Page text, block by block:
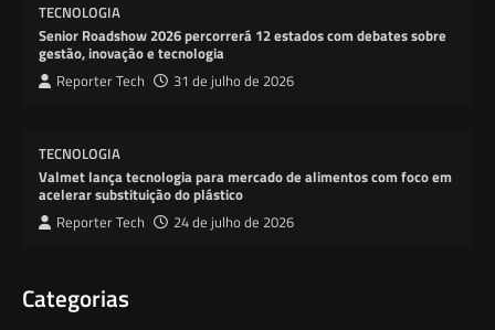
TECNOLOGIA
Senior Roadshow 2026 percorrerá 12 estados com debates sobre
gestão, inovação e tecnologia
Reporter Tech 31 de julho de 2026
TECNOLOGIA
Valmet lança tecnologia para mercado de alimentos com foco em
acelerar substituição do plástico
Reporter Tech 24 de julho de 2026
Categorias